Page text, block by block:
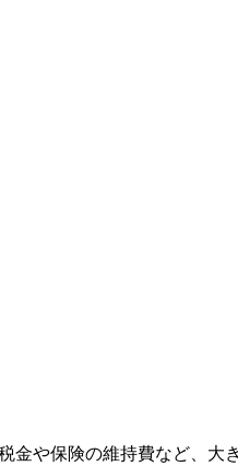
金や保険の維持費など、大